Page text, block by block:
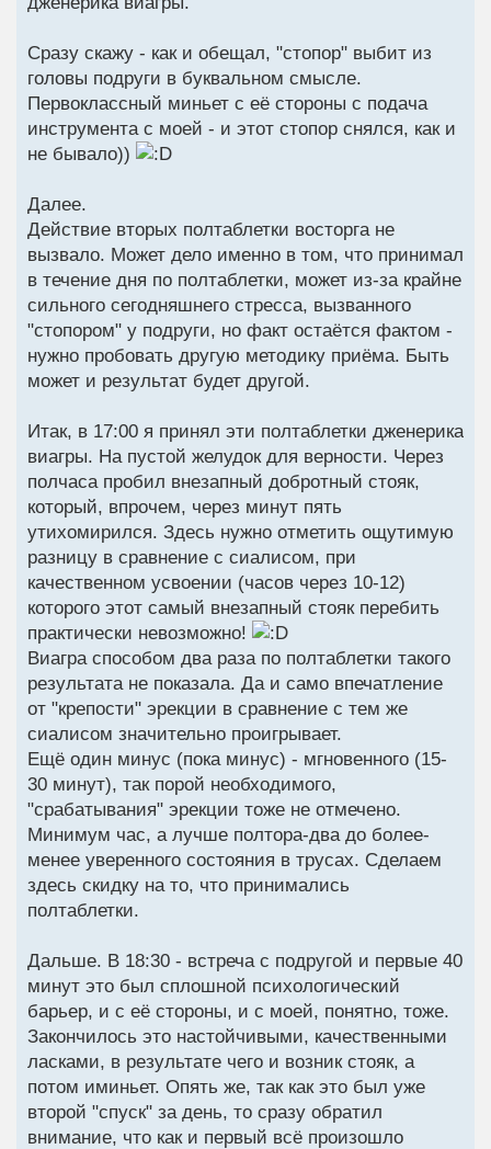
Сразу скажу - как и обещал, "стопор" выбит из
головы подруги в буквальном смысле.
Первоклассный миньет с её стороны с подача
инструмента с моей - и этот стопор снялся, как и
не бывало))
Далее.
Действие вторых полтаблетки восторга не
вызвало. Может дело именно в том, что принимал
в течение дня по полтаблетки, может из-за крайне
сильного сегодняшнего стресса, вызванного
"стопором" у подруги, но факт остаётся фактом -
нужно пробовать другую методику приёма. Быть
может и результат будет другой.
Итак, в 17:00 я принял эти полтаблетки дженерика
виагры. На пустой желудок для верности. Через
полчаса пробил внезапный добротный стояк,
который, впрочем, через минут пять
утихомирился. Здесь нужно отметить ощутимую
разницу в сравнение с сиалисом, при
качественном усвоении (часов через 10-12)
которого этот самый внезапный стояк перебить
практически невозможно!
Виагра способом два раза по полтаблетки такого
результата не показала. Да и само впечатление
от "крепости" эрекции в сравнение с тем же
сиалисом значительно проигрывает.
Ещё один минус (пока минус) - мгновенного (15-
30 минут), так порой необходимого,
"срабатывания" эрекции тоже не отмечено.
Минимум час, а лучше полтора-два до более-
менее уверенного состояния в трусах. Сделаем
здесь скидку на то, что принимались
полтаблетки.
Дальше. В 18:30 - встреча с подругой и первые 40
минут это был сплошной психологический
барьер, и с её стороны, и с моей, понятно, тоже.
Закончилось это настойчивыми, качественными
ласками, в результате чего и возник стояк, а
потом иминьет. Опять же, так как это был уже
второй "спуск" за день, то сразу обратил
внимание, что как и первый всё произошло